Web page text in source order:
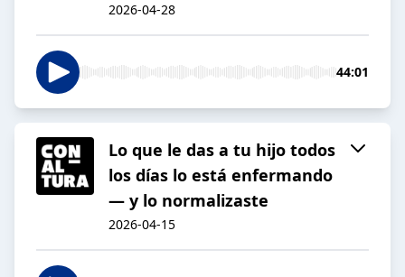
2026-04-28
44:01
Lo que le das a tu hijo todos
los días lo está enfermando
— y lo normalizaste
2026-04-15